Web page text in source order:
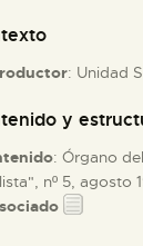
: Unidad
y
: Órgano
nº 5, agosto